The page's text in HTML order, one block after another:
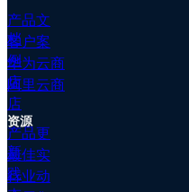
群
公
司
简
公
司
资
讯
数据库 DevOps - AI 执行
对于 SQL 窗口和慢查询
AI 解读入口，通过 AI 对
读。
2. 其他发布
产品文
档
客户案
例
华为云商
店
阿里云商
店
资源
产品更
新
最佳实
践
行业动